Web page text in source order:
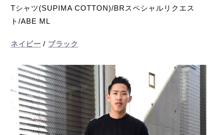
Tシャツ(SUPIMA COTTON)/BRスペシャルリクエス
ト/ABE ML
ネイビー / ブラック